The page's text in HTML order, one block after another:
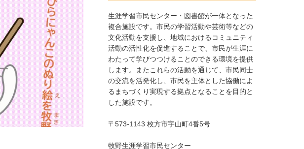
生涯学習市民センター・図書館が一体となった
複合施設です。市民の学習活動や芸術等などの
文化活動を支援し、地域におけるコミュニティ
活動の活性化を促進することで、市民が生涯に
わたって学びつつけることのできる環境を提供
します。またこれらの活動を通じて、市民同士
の交流を活発化し、市民を主体とした協働によ
るまちづくり実現する拠点となることを目的と
した施設です。
〒573-1143 枚方市宇山町4番5号
牧野生涯学習市民センター